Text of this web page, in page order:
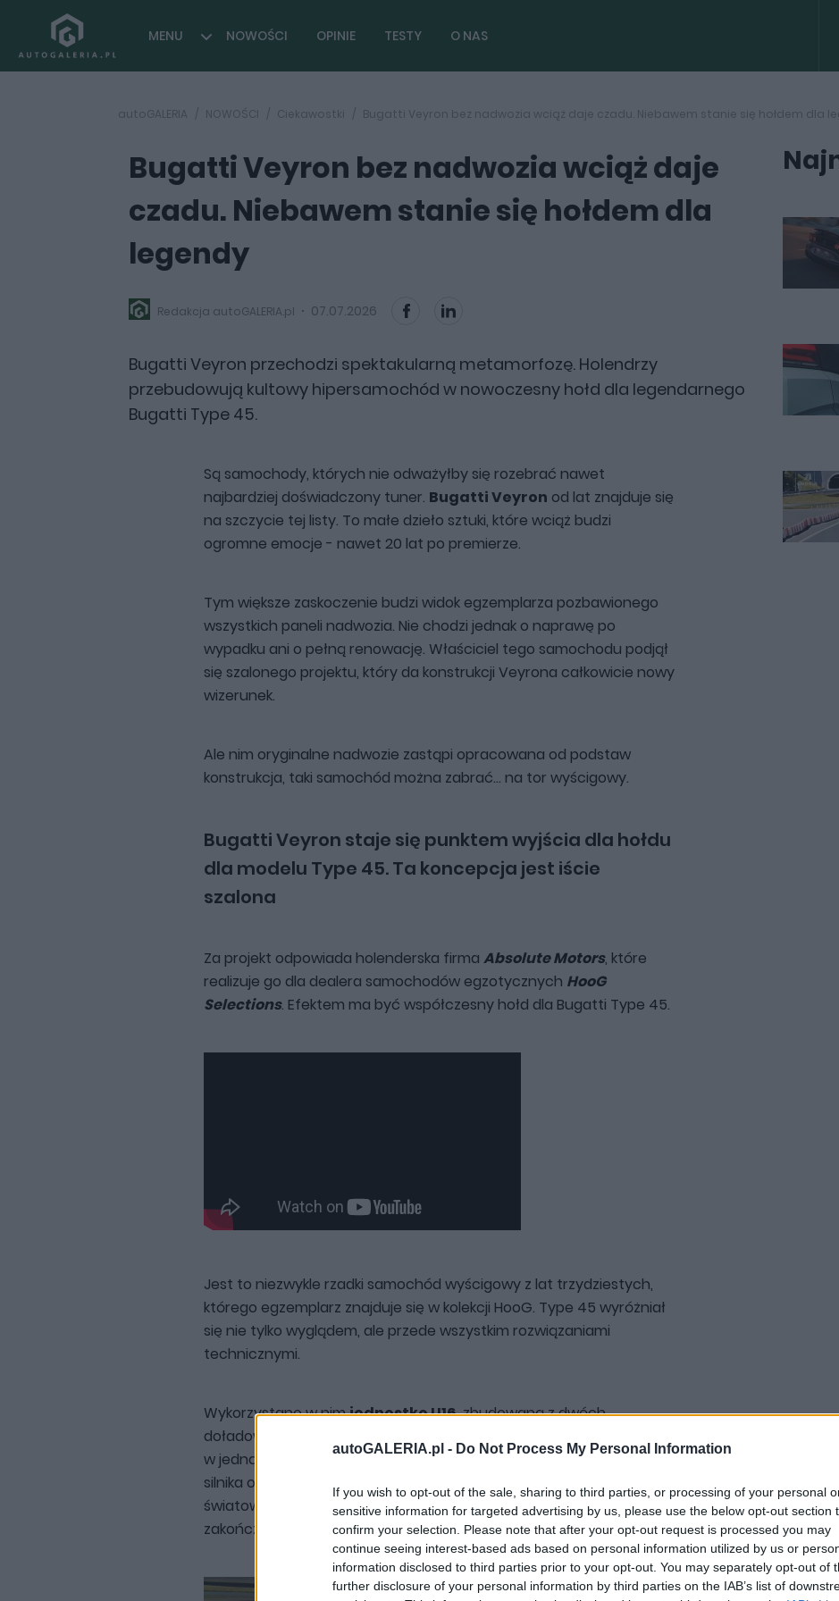
autoGALERIA.pl - Do Not Process My Personal Information
If you wish to opt-out of the sale, sharing to third parties, or processing of your personal
sensitive information for targeted advertising by us, please use the below opt-out section
confirm your selection. Please note that after your opt-out request is processed you may
continue seeing interest-based ads based on personal information utilized by us or
information disclosed to third parties prior to your opt-out. You may separately opt-out of
further disclosure of your personal information by third parties on the IAB’s list of
MENU NOWOŚCI OPINIE TESTY O NAS
autoGALERIA NOWOŚCI Ciekawostki Bugatti Veyron bez nadwozia wciąż daje czadu. Niebawem stanie się hołdem dla
Bugatti Veyron bez nadwozia wciąż daje
czadu. Niebawem stanie się hołdem dla
legendy
Redakcja autoGALERIA.pl 07.07.2026
Bugatti Veyron przechodzi spektakularną metamorfozę. Holendrzy
przebudowują kultowy hipersamochód w nowoczesny hołd dla legendarnego
Bugatti Type 45.
Są samochody, których nie odważyłby się rozebrać nawet
najbardziej doświadczony tuner. Bugatti Veyron od lat znajduje się
na szczycie tej listy. To małe dzieło sztuki, które wciąż budzi
ogromne emocje - nawet 20 lat po premierze.
Tym większe zaskoczenie budzi widok egzemplarza pozbawionego
wszystkich paneli nadwozia. Nie chodzi jednak o naprawę po
wypadku ani o pełną renowację. Właściciel tego samochodu podjął
się szalonego projektu, który da konstrukcji Veyrona całkowicie nowy
wizerunek.
Ale nim oryginalne nadwozie zastąpi opracowana od podstaw
konstrukcja, taki samochód można zabrać... na tor wyścigowy.
Bugatti Veyron staje się punktem wyjścia dla hołdu
dla modelu Type 45. Ta koncepcja jest iście
szalona
Za projekt odpowiada holenderska firma Absolute Motors, które
realizuje go dla dealera samochodów egzotycznych HooG
Selections. Efektem ma być współczesny hołd dla Bugatti Type 45.
Jest to niezwykle rzadki samochód wyścigowy z lat trzydziestych,
którego egzemplarz znajduje się w kolekcji HooG. Type 45 wyróżniał
się nie tylko wyglądem, ale przede wszystkim rozwiązaniami
technicznymi.
Wykorzystano w nimjednostkę U16, zbudowaną z dwóch
doładowanych rzędowych silników ośmiocylindrowych połączonych
w jedną konstrukcję. Wywodziła się ona w linii prostej z lotniczego
silnika opracowanego przez Bugatti jeszcze podczas I wojny
światowej. Choć jednostka powstała z myślą o myśliwcach, konflikt
zakończył się, zanim trafiła do produkcji seryjnej.